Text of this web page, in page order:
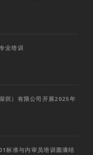
业培训
圳）有限公司开展2025年
标准与内审员培训圆满结